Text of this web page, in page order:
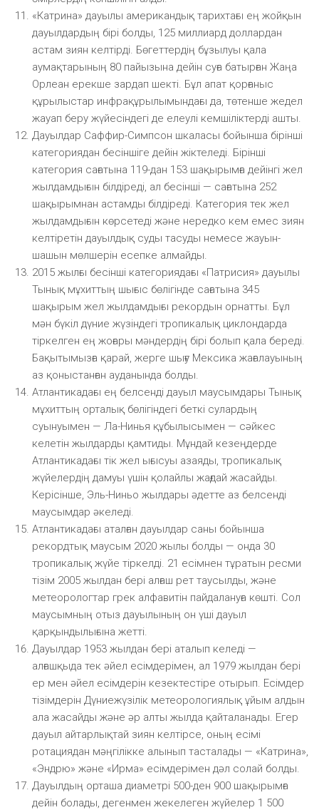
«Катрина» дауылы американдық тарихтағы ең жойқын
дауылдардың бірі болды, 125 миллиард доллардан
астам зиян келтірді. Бөгеттердің бұзылуы қала
аумақтарының 80 пайызына дейін суға батырған Жаңа
Орлеан ерекше зардап шекті. Бұл апат қорғаныс
құрылыстар инфрақұрылымындағы да, төтенше жедел
жауап беру жүйесіндегі де елеулі кемшіліктерді ашты.
Дауылдар Саффир-Симпсон шкаласы бойынша бірінші
категориядан бесіншіге дейін жіктеледі. Бірінші
категория сағатына 119-дан 153 шақырымға дейінгі жел
жылдамдығын білдіреді, ал бесінші — сағатына 252
шақырымнан астамды білдіреді. Категория тек жел
жылдамдығын көрсетеді және нередко кем емес зиян
келтіретін дауылдық суды тасуды немесе жауын-
шашын мөлшерін есепке алмайды.
2015 жылғы бесінші категориядағы «Патрисия» дауылы
Тынық мұхиттың шығыс бөлігінде сағатына 345
шақырым жел жылдамдығы рекордын орнатты. Бұл
мән бүкіл дүние жүзіндегі тропикалық циклондарда
тіркелген ең жоғары мәндердің бірі болып қала береді.
Бақытымызға қарай, жерге шығу Мексика жағалауының
аз қоныстанған ауданында болды.
Атлантикадағы ең белсенді дауыл маусымдары Тынық
мұхиттың орталық бөлігіндегі беткі сулардың
суынуымен — Ла-Нинья құбылысымен — сәйкес
келетін жылдарды қамтиды. Мұндай кезеңдерде
Атлантикадағы тік жел ығысуы азаяды, тропикалық
жүйелердің дамуы үшін қолайлы жағдай жасайды.
Керісінше, Эль-Ниньо жылдары әдетте аз белсенді
маусымдар әкеледі.
Атлантикадағы аталған дауылдар саны бойынша
рекордтық маусым 2020 жылы болды — онда 30
тропикалық жүйе тіркелді. 21 есімнен тұратын ресми
тізім 2005 жылдан бері алғаш рет таусылды, және
метеорологтар грек алфавитін пайдалануға көшті. Сол
маусымның отыз дауылының он үші дауыл
қарқындылығына жетті.
Дауылдар 1953 жылдан бері аталып келеді —
алғашқыда тек әйел есімдерімен, ал 1979 жылдан бері
ер мен әйел есімдерін кезектестіре отырып. Есімдер
тізімдерін Дүниежүзілік метеорологиялық ұйым алдын
ала жасайды және әр алты жылда қайталанады. Егер
дауыл айтарлықтай зиян келтірсе, оның есімі
ротациядан мәңгілікке алынып тасталады — «Катрина»,
«Эндрю» және «Ирма» есімдерімен дәл солай болды.
Дауылдың орташа диаметрі 500-ден 900 шақырымға
дейін болады, дегенмен жекелеген жүйелер 1 500